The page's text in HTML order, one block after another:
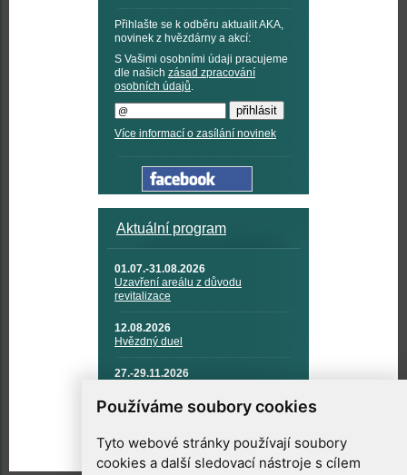
Používáme soubory cookies
Tyto webové stránky používají soubory
cookies a další sledovací nástroje s cílem
Přihlašte se k odběru aktualit AKA,
novinek z hvězdárny a akcí:
S Vašimi osobními údaji pracujeme
dle našich zásad zpracování
osobních údajů.
Více informací o zasílání novinek
Aktuální program
01.07.-31.08.2026
Uzavření areálu z důvodu
revitalizace
12.08.2026
Hvězdný duel
27.-29.11.2026
TECHNIKA A KOSMICKÉ
TECHNOLOGIE